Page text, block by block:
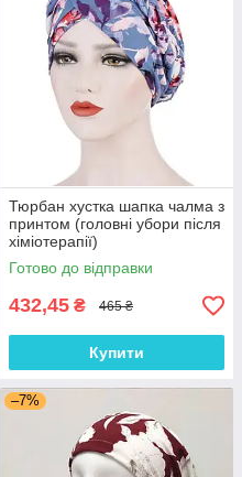
Тюрбан хустка шапка чалма з
принтом (головні убори після
хіміотерапії)
Готово до відправки
432,45 ₴ 465 ₴
Купити
–7%